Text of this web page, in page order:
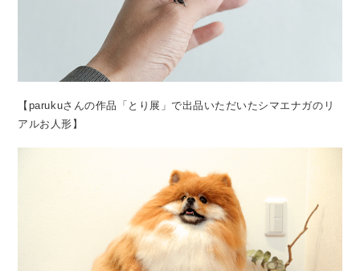
【parukuさんの作品「とり展」で出品いただいたシマエナガのリ
アルお人形】